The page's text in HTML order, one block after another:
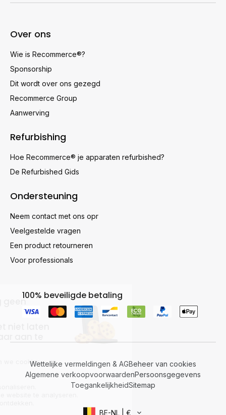
Over ons
Wie is Recommerce®?
Sponsorship
Dit wordt over ons gezegd
Recommerce Group
Aanwerving
Refurbishing
Hoe Recommerce® je apparaten refurbished?
De Refurbished Gids
Ondersteuning
Neem contact met ons opr
Veelgestelde vragen
Een product retourneren
Voor professionals
100% beveiligde betaling
Wettelijke vermeldingen & AGBeheer van cookies
Algemene verkoopvoorwaardenPersoonsgegevens
ToegankelijkheidSitemap
BE-NL | €